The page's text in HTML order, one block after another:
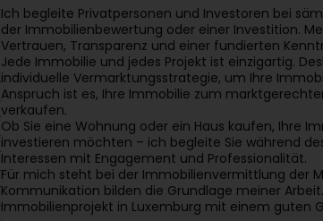
Ich begleite Privatpersonen und Investoren bei
der Immobilienbewertung oder einer Investition.
Vertrauen, Transparenz und einer fundierten
Jede Immobilie und jedes Projekt ist einzigartig.
individuelle Vermarktungsstrategie, um Ihre
Anspruch ist es, Ihre Immobilie zum
verkaufen.
Ob Sie eine Wohnung oder ein Haus kaufen, Ihre
investieren möchten – ich begleite Sie während
Interessen mit Engagement und Professionalität.
Für mich steht bei der Immobilienvermittlung der
Kommunikation bilden die Grundlage meiner
Immobilienprojekt in Luxemburg mit einem guten